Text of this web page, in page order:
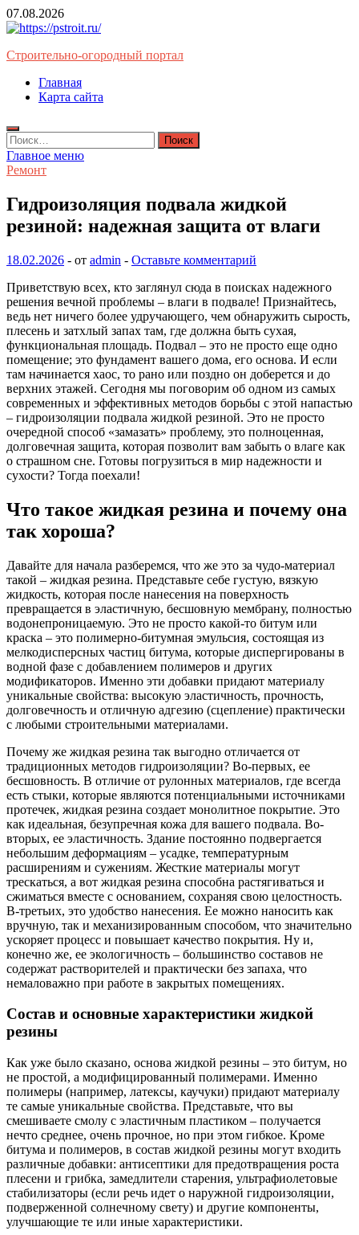
Перейти
к
07.08.2026
Строительно-огородный портал
Главная
Карта сайта
Найти:
Главное меню
Ремонт
Гидроизоляция подвала жидкой
резиной: надежная защита от влаги
18.02.2026 - от admin - Оставьте комментарий
Приветствую всех, кто заглянул сюда в поисках надежного
решения вечной проблемы – влаги в подвале! Признайтесь,
ведь нет ничего более удручающего, чем обнаружить сырость,
плесень и затхлый запах там, где должна быть сухая,
функциональная площадь. Подвал – это не просто еще одно
помещение; это фундамент вашего дома, его основа. И если
там начинается хаос, то рано или поздно он доберется и до
верхних этажей. Сегодня мы поговорим об одном из самых
современных и эффективных методов борьбы с этой напастью
– гидроизоляции подвала жидкой резиной. Это не просто
очередной способ «замазать» проблему, это полноценная,
долговечная защита, которая позволит вам забыть о влаге как
о страшном сне. Готовы погрузиться в мир надежности и
сухости? Тогда поехали!
Что такое жидкая резина и почему она
так хороша?
Давайте для начала разберемся, что же это за чудо-материал
такой – жидкая резина. Представьте себе густую, вязкую
жидкость, которая после нанесения на поверхность
превращается в эластичную, бесшовную мембрану, полностью
водонепроницаемую. Это не просто какой-то битум или
краска – это полимерно-битумная эмульсия, состоящая из
мелкодисперсных частиц битума, которые диспергированы в
водной фазе с добавлением полимеров и других
модификаторов. Именно эти добавки придают материалу
уникальные свойства: высокую эластичность, прочность,
долговечность и отличную адгезию (сцепление) практически
с любыми строительными материалами.
Почему же жидкая резина так выгодно отличается от
традиционных методов гидроизоляции? Во-первых, ее
бесшовность. В отличие от рулонных материалов, где всегда
есть стыки, которые являются потенциальными источниками
протечек, жидкая резина создает монолитное покрытие. Это
как идеальная, безупречная кожа для вашего подвала. Во-
вторых, ее эластичность. Здание постоянно подвергается
небольшим деформациям – усадке, температурным
расширениям и сужениям. Жесткие материалы могут
трескаться, а вот жидкая резина способна растягиваться и
сжиматься вместе с основанием, сохраняя свою целостность.
В-третьих, это удобство нанесения. Ее можно наносить как
вручную, так и механизированным способом, что значительно
ускоряет процесс и повышает качество покрытия. Ну и,
конечно же, ее экологичность – большинство составов не
содержат растворителей и практически без запаха, что
немаловажно при работе в закрытых помещениях.
Состав и основные характеристики жидкой
резины
Как уже было сказано, основа жидкой резины – это битум, но
не простой, а модифицированный полимерами. Именно
полимеры (например, латексы, каучуки) придают материалу
те самые уникальные свойства. Представьте, что вы
смешиваете смолу с эластичным пластиком – получается
нечто среднее, очень прочное, но при этом гибкое. Кроме
битума и полимеров, в состав жидкой резины могут входить
различные добавки: антисептики для предотвращения роста
плесени и грибка, замедлители старения, ультрафиолетовые
стабилизаторы (если речь идет о наружной гидроизоляции,
подверженной солнечному свету) и другие компоненты,
улучшающие те или иные характеристики.